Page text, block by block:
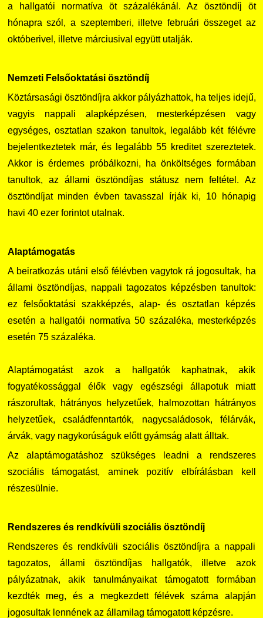
a hallgatói normatíva öt százalékánál. Az ösztöndíj öt
hónapra szól, a szeptemberi, illetve februári összeget az
októberivel, illetve márciusival együtt utalják.
Nemzeti Felsőoktatási ösztöndíj
Köztársasági ösztöndíjra akkor pályázhattok, ha teljes idejű,
vagyis nappali alapképzésen, mesterképzésen vagy
egységes, osztatlan szakon tanultok, legalább két félévre
bejelentkeztetek már, és legalább 55 kreditet szereztetek.
Akkor is érdemes próbálkozni, ha önköltséges formában
tanultok, az állami ösztöndíjas státusz nem feltétel. Az
ösztöndíjat minden évben tavasszal írják ki, 10 hónapig
havi 40 ezer forintot utalnak.
Alaptámogatás
A beiratkozás utáni első félévben vagytok rá jogosultak, ha
állami ösztöndíjas, nappali tagozatos képzésben tanultok:
ez felsőoktatási szakképzés, alap- és osztatlan képzés
esetén a hallgatói normatíva 50 százaléka, mesterképzés
esetén 75 százaléka.
Alaptámogatást azok a hallgatók kaphatnak, akik
fogyatékossággal élők vagy egészségi állapotuk miatt
rászorultak, hátrányos helyzetűek, halmozottan hátrányos
helyzetűek, családfenntartók, nagycsaládosok, félárvák,
árvák, vagy nagykorúságuk előtt gyámság alatt álltak.
Az alaptámogatáshoz szükséges leadni a rendszeres
szociális támogatást, aminek pozitív elbírálásban kell
részesülnie.
Rendszeres és rendkívüli szociális ösztöndíj
Rendszeres és rendkívüli szociális ösztöndíjra a nappali
tagozatos, állami ösztöndíjas hallgatók, illetve azok
pályázatnak, akik tanulmányaikat támogatott formában
kezdték meg, és a megkezdett félévek száma alapján
jogosultak lennének az államilag támogatott képzésre.